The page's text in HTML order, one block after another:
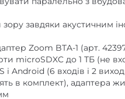
завдяки акустичним
Zoom BTA-1 (арт.
microSDXC до 1 ТБ (не
і Android (6 входів і 2
в комплект), адаптера